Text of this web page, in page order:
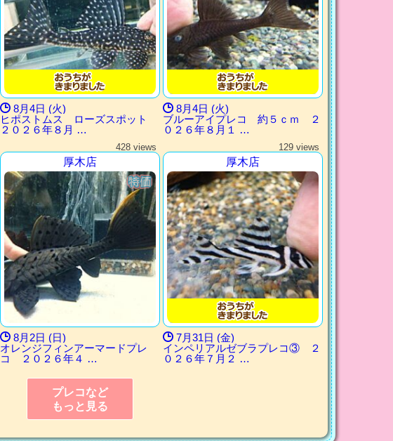
8月4日 (火)
ヒポストムス ローズスポット
２０２６年８月 …
8月4日 (火)
ブルーアイプレコ 約５ｃｍ ２
０２６年８月１ …
428 views
厚木店
8月2日 (日)
オレンジフィンアーマードプレ
コ ２０２６年４ …
129 views
厚木店
7月31日 (金)
インペリアルゼブラプレコ③ ２
０２６年７月２ …
プレコなど
もっと見る